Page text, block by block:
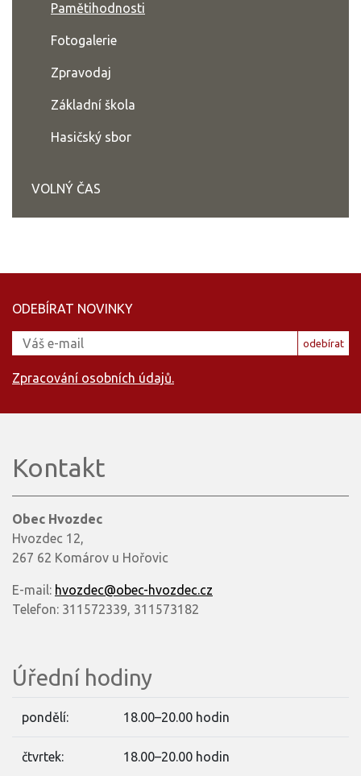
Pamětihodnosti
Fotogalerie
Zpravodaj
Základní škola
Hasičský sbor
VOLNÝ ČAS
ODEBÍRAT NOVINKY
odebírat
Zpracování osobních údajů.
Kontakt
Obec Hvozdec
Hvozdec 12,
267 62 Komárov u Hořovic
E-mail: hvozdec@obec-hvozdec.cz
Telefon: 311572339, 311573182
Úřední hodiny
pondělí: 18.00–20.00 hodin
čtvrtek: 18.00–20.00 hodin